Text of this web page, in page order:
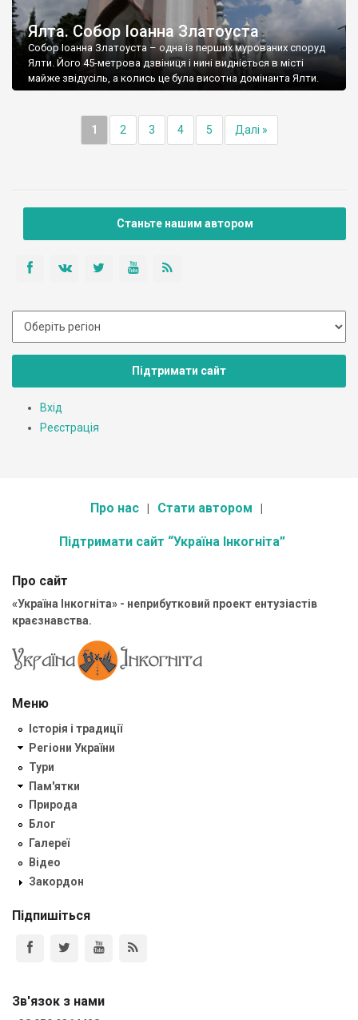
Ялта. Собор Іоанна Златоуста
Собор Іоанна Златоуста – одна із перших мурованих споруд
Ялти. Його 45-метрова дзвіниця і нині видніється в місті
майже звідусіль, а колись це була висотна домінанта Ялти.
1 2 3 4 5 Далі »
Станьте нашим автором
Підтримати сайт
Вхід
Реєстрація
Про нас Стати автором
Підтримати сайт “Україна Інкогніта”
Про сайт
«Україна Інкогніта» - неприбутковий проект ентузіастів
краєзнавства.
Меню
Історія і традиції
Регіони України
Тури
Пам'ятки
Природа
Блог
Галереї
Відео
Закордон
Підпишіться
Зв'язок з нами